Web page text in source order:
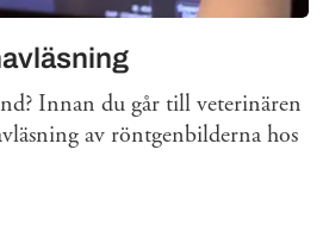
Innan du går till veterinären
av röntgenbilderna hos